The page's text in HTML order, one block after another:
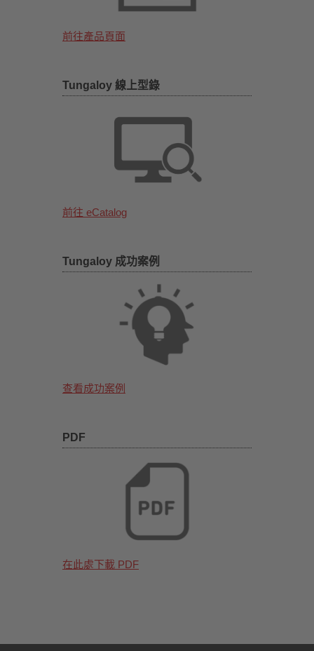
前往產品頁面
Tungaloy 線上型錄
前往 eCatalog
Tungaloy 成功案例
查看成功案例
PDF
在此處下載 PDF